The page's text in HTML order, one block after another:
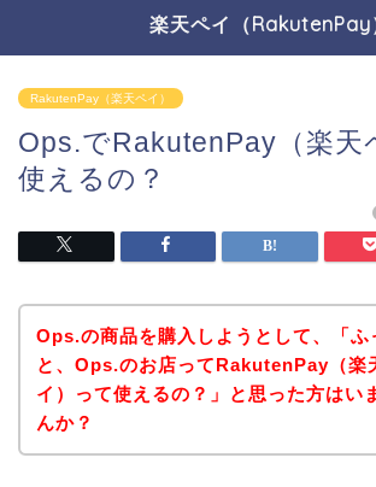
楽天ペイ（RakutenPay
RakutenPay（楽天ペイ）
Ops.でRakutenPay（楽天
使えるの？
Ops.の商品を購入しようとして、「ふ
と、Ops.のお店ってRakutenPay（楽
イ）って使えるの？」と思った方はい
んか？